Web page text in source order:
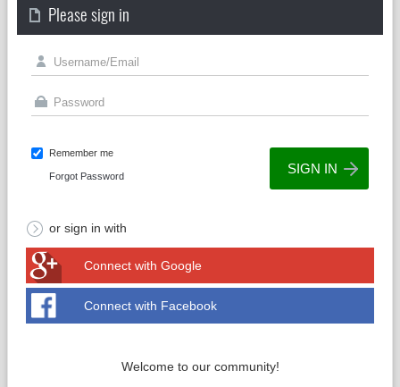
Please sign in
Remember me
Forgot Password
or sign in with
Connect with Google
Connect with Facebook
Welcome to our community!